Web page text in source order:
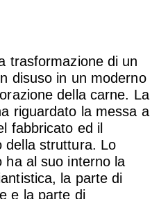
trasformazione di un
disuso in un moderno
della carne. La
riguardato la messa a
fabbricato ed il
della struttura. Lo
ha al suo interno la
la parte di
e la parte di